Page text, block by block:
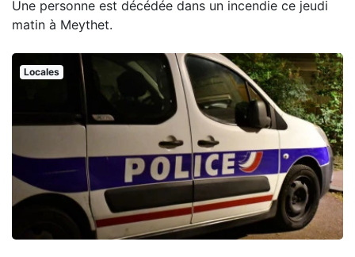
Une personne est décédée dans un incendie ce jeudi
matin à Meythet.
Locales